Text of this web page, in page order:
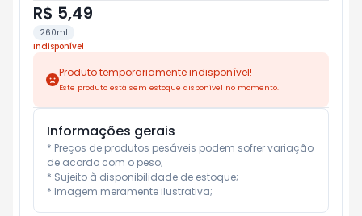
R$ 5,49
260ml
Indisponível
Produto temporariamente indisponível!
Este produto está sem estoque disponível no momento.
Informações gerais
* Preços de produtos pesáveis podem sofrer variação
de acordo com o peso;
* Sujeito à disponibilidade de estoque;
* Imagem meramente ilustrativa;